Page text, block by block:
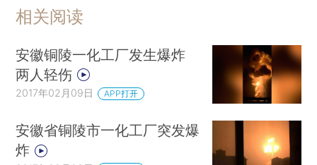
相关阅读
安徽铜陵一化工厂发生爆炸
两人轻伤
2017年02月09日 APP打开
安徽省铜陵市一化工厂突发爆
炸